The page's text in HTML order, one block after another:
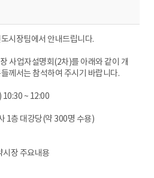
시장팀에서 안내드립니다.
사업자설명회(2차)를 아래와 같이 개
께서는 참석하여 주시기 바랍니다.
10:30 ~ 12:00
1층 대강당(약 300명 수용)
시장 주요내용